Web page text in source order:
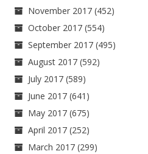
November 2017 (452)
October 2017 (554)
September 2017 (495)
August 2017 (592)
July 2017 (589)
June 2017 (641)
May 2017 (675)
April 2017 (252)
March 2017 (299)